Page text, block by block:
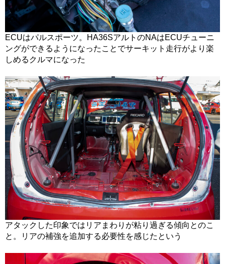
ECUはパルスポーツ。HA36SアルトのNAはECUチューニ
ングができるようになったことでサーキット走行がより楽
しめるクルマになった
アタックした印象ではリアまわりが粘り過ぎる傾向とのこ
と。リアの補強を追加する必要性を感じたという